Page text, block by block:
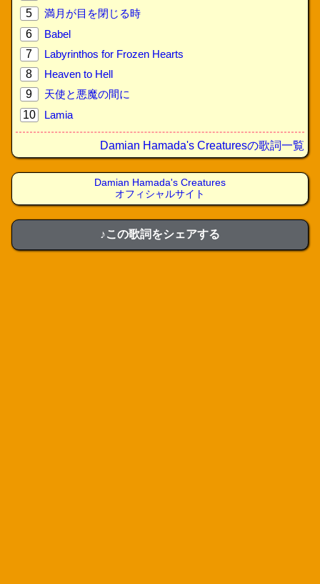
5
満月が目を閉じる時
6
Babel
7
Labyrinthos for Frozen Hearts
8
Heaven to Hell
9
天使と悪魔の間に
10
Lamia
Damian Hamada's Creaturesの歌詞一覧
Damian Hamada's Creatures
オフィシャルサイト
♪この歌詞をシェアする